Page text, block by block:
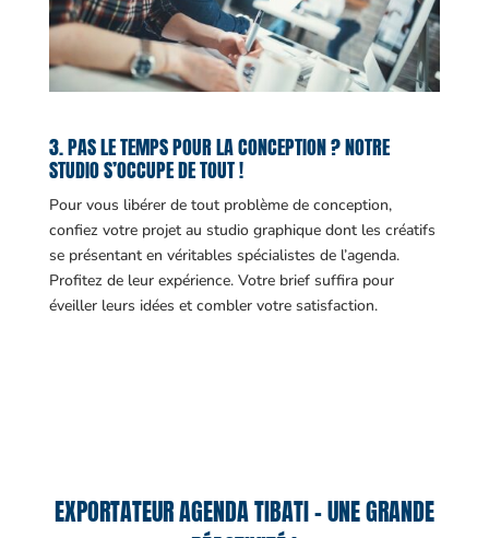
3. PAS LE TEMPS POUR LA CONCEPTION ? NOTRE
STUDIO S’OCCUPE DE TOUT !
Pour vous libérer de tout problème de conception,
confiez votre projet au studio graphique dont les créatifs
se présentant en véritables spécialistes de l’agenda.
Profitez de leur expérience. Votre brief suffira pour
éveiller leurs idées et combler votre satisfaction.
EXPORTATEUR AGENDA TIBATI – UNE GRANDE